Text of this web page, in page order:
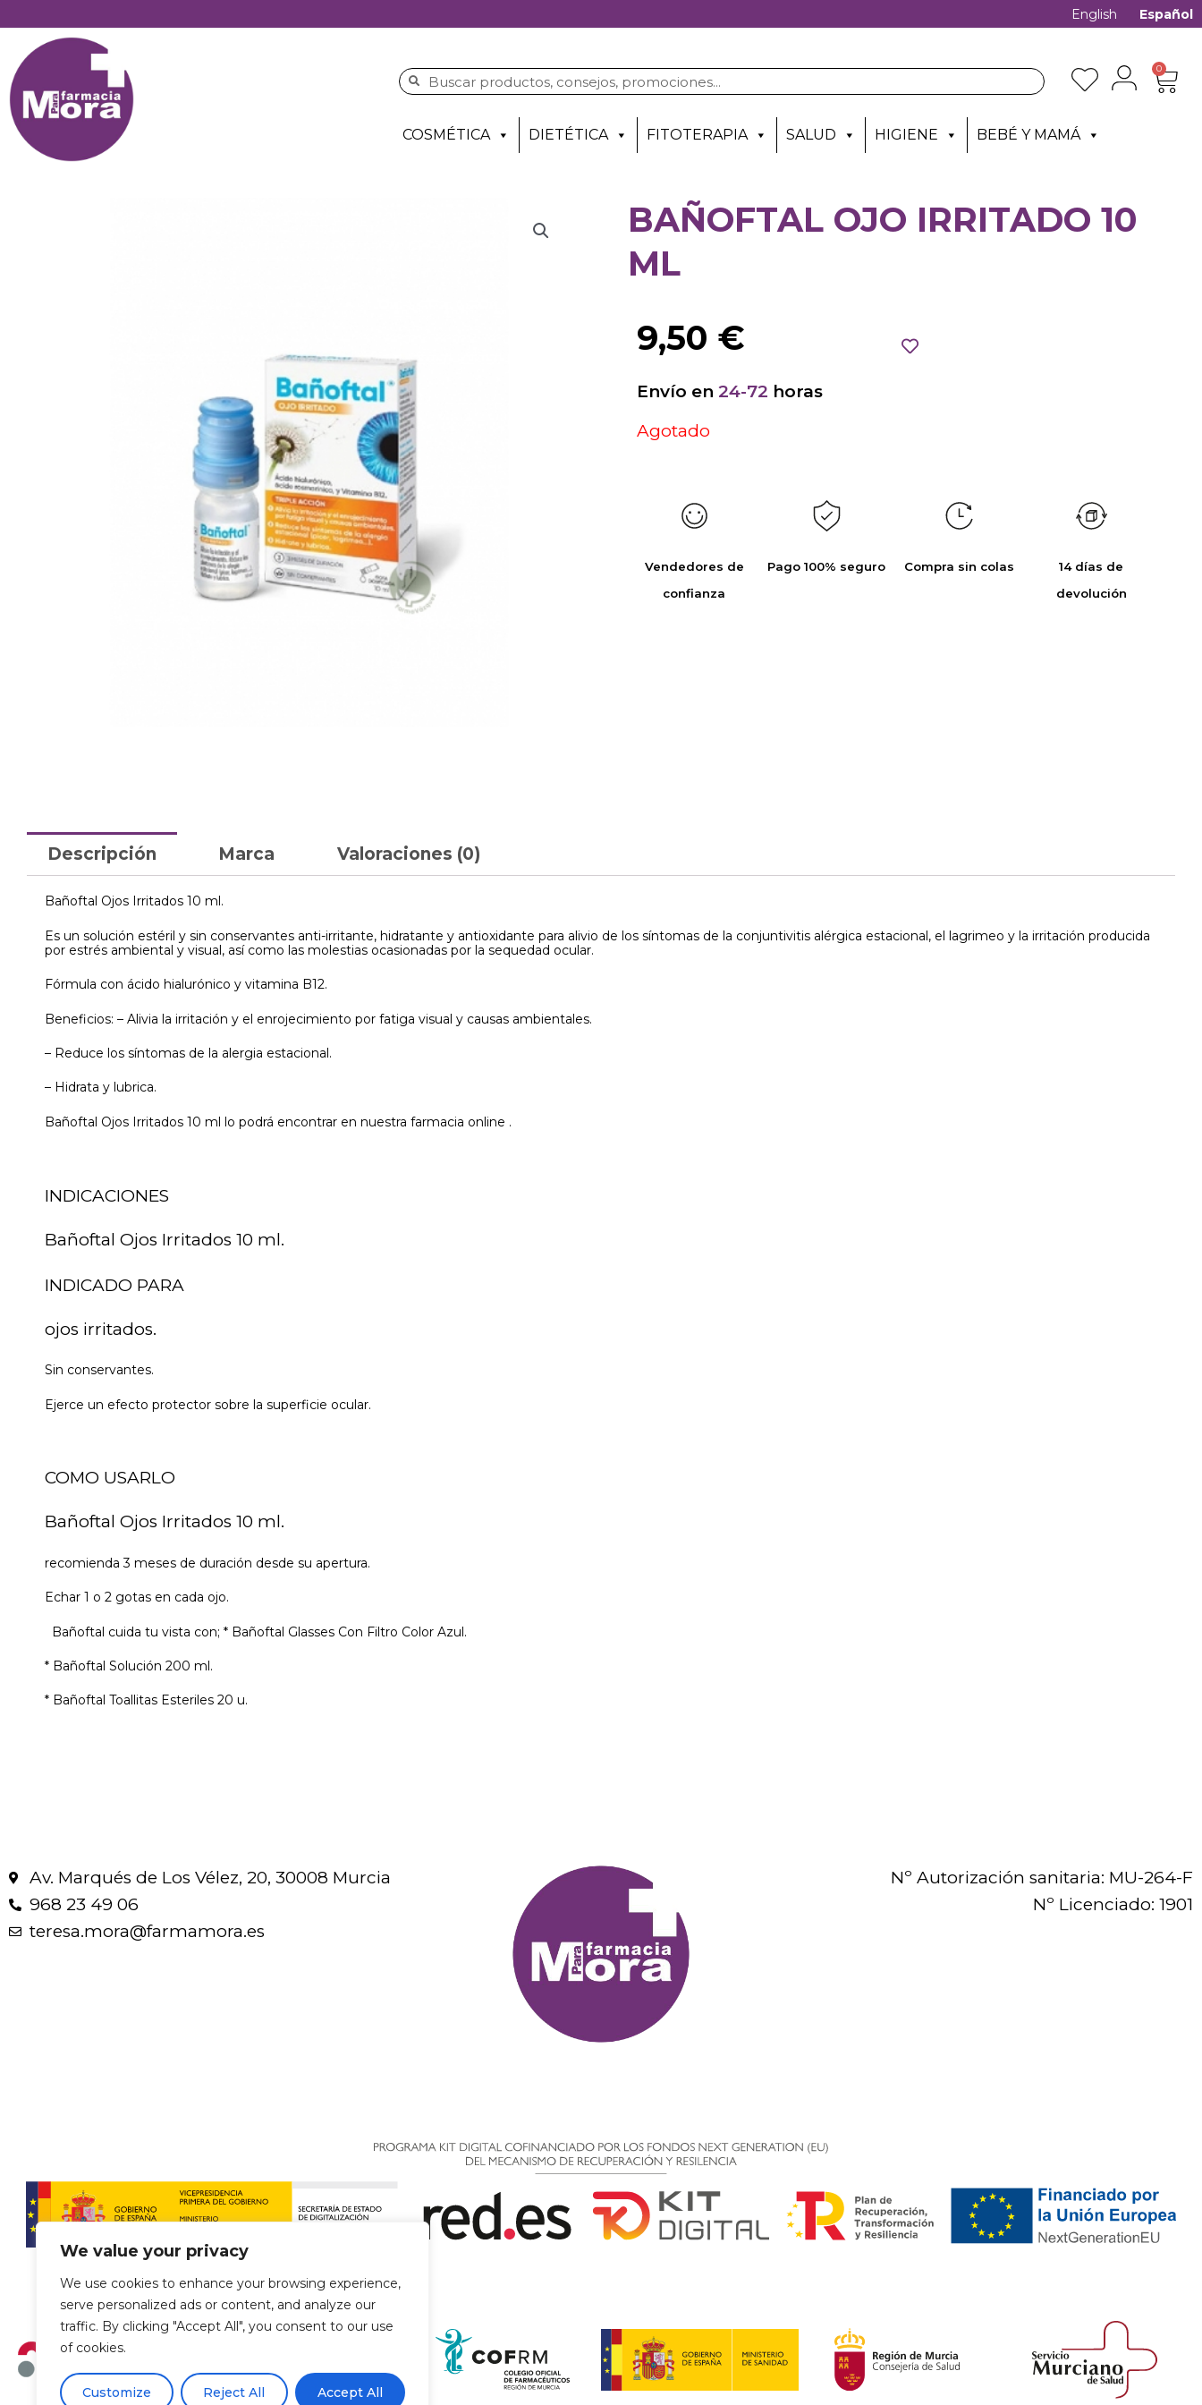
We value your privacy
We use cookies to enhance your browsing experience,
serve personalized ads or content, and analyze our
traffic. By clicking "Accept All", you consent to our use
of cookies.
Customize Reject All Accept All
English Español
0
COSMÉTICA DIETÉTICA FITOTERAPIA SALUD HIGIENE BEBÉ Y MAMÁ
BAÑOFTAL OJO IRRITADO 10
ML
9,50 €
Envío en 24-72 horas
Agotado
Vendedores de
confianza
Pago 100% seguro Compra sin colas
14 días de
devolución
Descripción Marca Valoraciones (0)
Bañoftal Ojos Irritados 10 ml.
Es un solución estéril y sin conservantes anti-irritante, hidratante y antioxidante para alivio de los síntomas de la conjuntivitis alérgica estacional, el lagrimeo y la irritación producida
por estrés ambiental y visual, así como las molestias ocasionadas por la sequedad ocular.
Fórmula con ácido hialurónico y vitamina B12.
Beneficios: – Alivia la irritación y el enrojecimiento por fatiga visual y causas ambientales.
– Reduce los síntomas de la alergia estacional.
– Hidrata y lubrica.
Bañoftal Ojos Irritados 10 ml lo podrá encontrar en nuestra farmacia online .
INDICACIONES
Bañoftal Ojos Irritados 10 ml.
INDICADO PARA
ojos irritados.
Sin conservantes.
Ejerce un efecto protector sobre la superficie ocular.
COMO USARLO
Bañoftal Ojos Irritados 10 ml.
recomienda 3 meses de duración desde su apertura.
Echar 1 o 2 gotas en cada ojo.
Bañoftal cuida tu vista con; * Bañoftal Glasses Con Filtro Color Azul.
* Bañoftal Solución 200 ml.
* Bañoftal Toallitas Esteriles 20 u.
Av. Marqués de Los Vélez, 20, 30008 Murcia
968 23 49 06
teresa.mora@farmamora.es
Nº Autorización sanitaria: MU-264-F
Nº Licenciado: 1901